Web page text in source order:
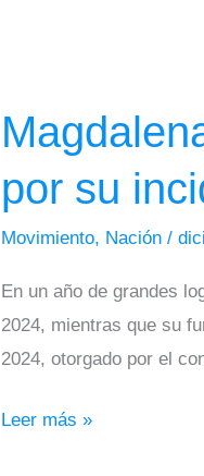
por su
Movimiento, Nación /
En un año de grandes
2024, mientras que su
2024, otorgado por el
Organización
del
Año
por
su
incidencia
Liderazgo
Leer más »